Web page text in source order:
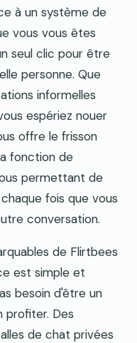
à un système de
vous vous êtes
seul clic pour être
personne. Que
informelles
espériez nouer
offre le frisson
fonction de
permettant de
fois que vous
conversation.
de Flirtbees
est simple et
besoin d'être un
profiter. Des
de chat privées